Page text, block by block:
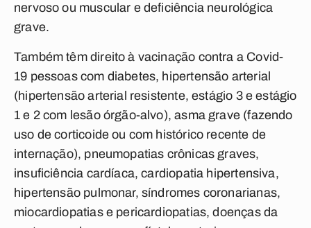
nervoso ou muscular e deficiência neurológica
grave.
Também têm direito à vacinação contra a Covid-
19 pessoas com diabetes, hipertensão arterial
(hipertensão arterial resistente, estágio 3 e estágio
1 e 2 com lesão órgão-alvo), asma grave (fazendo
uso de corticoide ou com histórico recente de
internação), pneumopatias crônicas graves,
insuficiência cardíaca, cardiopatia hipertensiva,
hipertensão pulmonar, síndromes coronarianas,
miocardiopatias e pericardiopatias, doenças da